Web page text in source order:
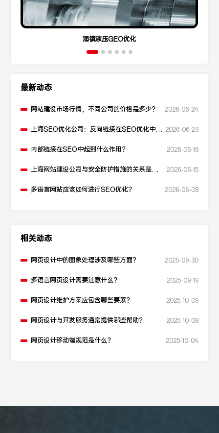
涌镇液压GEO优化
最新动态
网站建设市场行情，不同公司的价格是多少？ 2026-06-24
上海SEO优化公司：反向链接在SEO优化中起 2026-06-23
内部链接在SEO中起到什么作用？ 2026-06-16
上海网站建设公司与安全防护措施的关系是什
2026-06-15
多语言网站应该如何进行SEO优化？ 2026-06-08
相关动态
网页设计中的图象处理涉及哪些方面？ 2025-09-30
多语言网页设计需要注意什么？ 2025-09-19
网页设计维护方案应包含哪些要素？ 2025-10-09
网页设计与开发服务通常提供哪些帮助？ 2025-10-08
网页设计移动端规范是什么？ 2025-10-04